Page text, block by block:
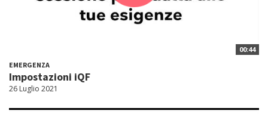
00:44
EMERGENZA
Impostazioni iQF
26 Luglio 2021